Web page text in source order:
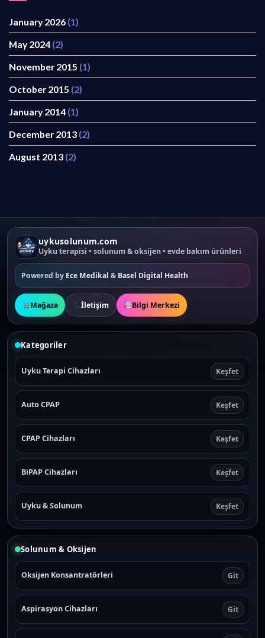
January 2026 (1)
May 2024 (2)
November 2015 (1)
October 2015 (2)
January 2014 (1)
December 2013 (2)
August 2013 (2)
uykusolunum.com
Uyku terapisi • solunum & oksijen • evde bakım ürünleri
Powered by Ece Medikal & Basel Digital Health
Mağaza İletişim Bilgi Merkezi
Kategoriler
Uyku Terapi Cihazları Keşfet
Auto CPAP Keşfet
CPAP Cihazları Keşfet
BiPAP Cihazları Keşfet
Uyku & Solunum Keşfet
Solunum & Oksijen
Oksijen Konsantratörleri Git
Aspirasyon Cihazları Git